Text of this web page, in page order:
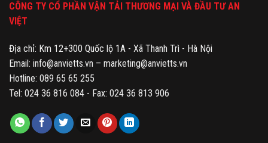
CÔNG TY CỔ PHẦN VẬN TẢI THƯƠNG MẠI VÀ ĐẦU TƯ AN
VIỆT
Địa chỉ: Km 12+300 Quốc lộ 1A - Xã Thanh Trì - Hà Nội
Email: info@anvietts.vn – marketing@anvietts.vn
Hotline: 089 65 65 255
Tel: 024 36 816 084 - Fax: 024 36 813 906